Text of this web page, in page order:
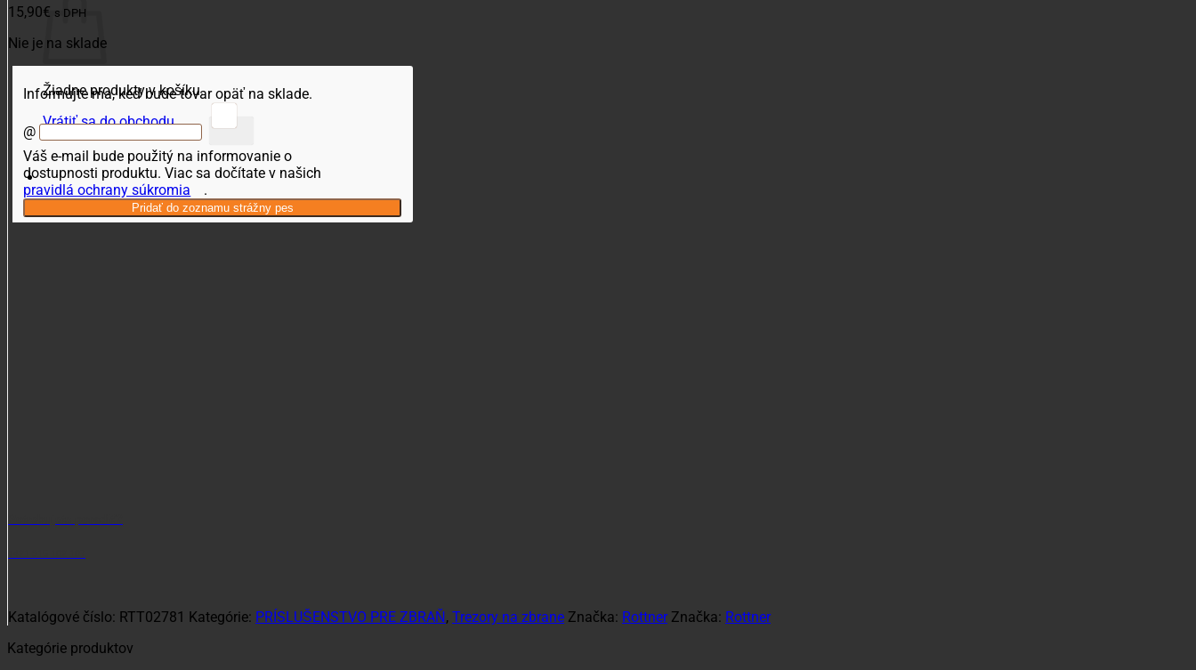
Žiadne produkty v košíku.
Vrátiť sa do obchodu
15,90€ s DPH
Nie je na sklade
Informujte ma, keď bude tovar opäť na sklade.
@
Váš e-mail bude použitý na informovanie o
dostupnosti produktu. Viac sa dočítate v našich
pravidlá ochrany súkromia
.
Katalógové číslo: RTT02781 Kategórie: PRÍSLUŠENSTVO PRE ZBRAŇ , Trezory na zbrane Značka: Rottner Značka: Rottner
Kategórie produktov